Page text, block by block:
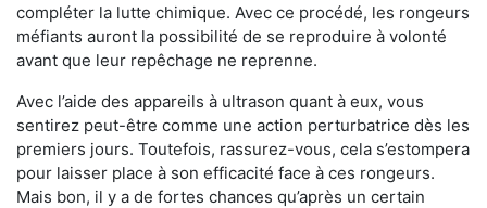
compléter la lutte chimique. Avec ce procédé, les rongeurs
méfiants auront la possibilité de se reproduire à volonté
avant que leur repêchage ne reprenne.
Avec l’aide des appareils à ultrason quant à eux, vous
sentirez peut-être comme une action perturbatrice dès les
premiers jours. Toutefois, rassurez-vous, cela s’estompera
pour laisser place à son efficacité face à ces rongeurs.
Mais bon, il y a de fortes chances qu’après un certain